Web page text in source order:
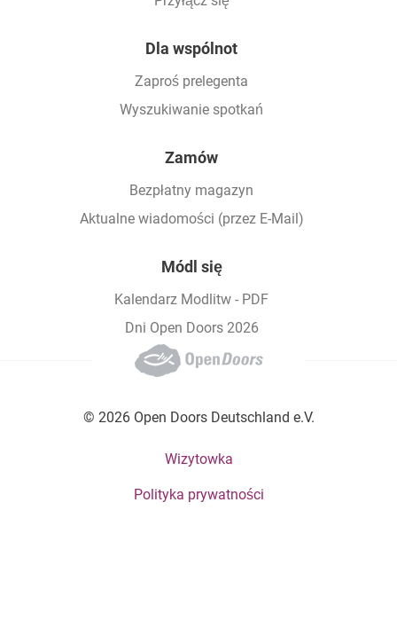
Dla wspólnot
Zaproś prelegenta
Wyszukiwanie spotkań
Zamów
Bezpłatny magazyn
Aktualne wiadomości (przez E-Mail)
Módl się
Kalendarz Modlitw - PDF
Dni Open Doors 2026
© 2026 Open Doors Deutschland e.V.
Footer bottom menuWizytowka
Polityka prywatności